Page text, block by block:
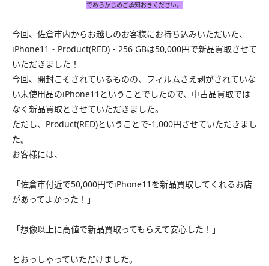
であらかじめご承知おきください。
今回、佐倉市内からお越しのお客様にお持ち込みいただいた、
iPhone11・Product(RED)・256 GBは50,000円で新品買取させて
いただきました！
今回、開封こそされているものの、フィルムさえ剥がされていな
い未使用品のiPhone11ということでしたので、中古品買取では
なく新品買取とさせていただきました。
ただし、Product(RED)ということで-1,000円させていただきまし
た。
お客様には、
「佐倉市付近で50,000円でiPhone11を新品買取してくれるお店
があってよかった！」
「想像以上に高値で新品買取ってもらえて安心した！」
とおっしゃっていただけました。